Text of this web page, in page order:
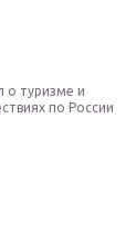
о туризме и
по России